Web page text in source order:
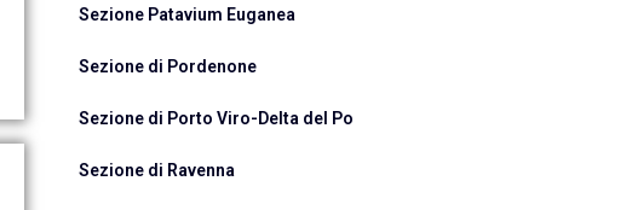
Sezione Patavium Euganea
Sezione di Pordenone
Sezione di Porto Viro-Delta del Po
Sezione di Ravenna